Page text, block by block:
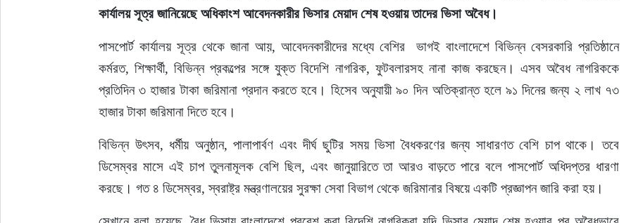
কার্যালয় সূত্র জানিয়েছে অধিকাংশ আবেদনকারীর ভিসার মেয়াদ শেষ হওয়ায় তাদের ভিসা অবৈধ।
পাসপোর্ট কার্যালয় সূত্র থেকে জানা আয়, আবেদনকারীদের মধ্যে বেশির  ভাগই বাংলাদেশে বিভিন্ন বেসরকারি প্রতিষ্ঠানে
কর্মরত, শিক্ষার্থী, বিভিন্ন প্রকল্পের সঙ্গে যুক্ত বিদেশি নাগরিক, ফুটবলারসহ নানা কাজ করছেন। এসব অবৈধ নাগরিককে
প্রতিদিন ৩ হাজার টাকা জরিমানা প্রদান করতে হবে। হিসেব অনুযায়ী ৯০ দিন অতিক্রান্ত হলে ৯১ দিনের জন্য ২ লাখ ৭৩
হাজার টাকা জরিমানা দিতে হবে।
বিভিন্ন উৎসব, ধর্মীয় অনুষ্ঠান, পালাপার্বণ এবং দীর্ঘ ছুটির সময় ভিসা বৈধকরণের জন্য সাধারণত বেশি চাপ থাকে। তবে
ডিসেম্বর মাসে এই চাপ তুলনামূলক বেশি ছিল, এবং জানুয়ারিতে তা আরও বাড়তে পারে বলে পাসপোর্ট অধিদপ্তর ধারণা
করছে। গত ৪ ডিসেম্বর, স্বরাষ্ট্র মন্ত্রণালয়ের সুরক্ষা সেবা বিভাগ থেকে জরিমানার বিষয়ে একটি প্রজ্ঞাপন জারি করা হয়।